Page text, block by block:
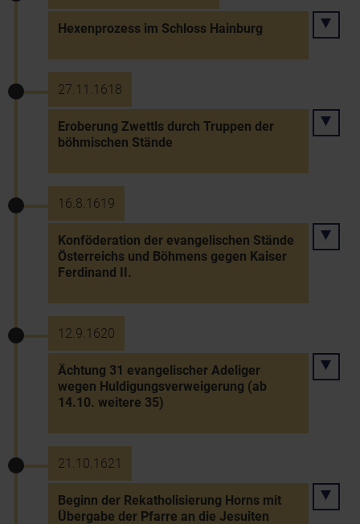
Hexenprozess im Schloss Hainburg
27.11.1618
Eroberung Zwettls durch Truppen der
böhmischen Stände
16.8.1619
Konföderation der evangelischen Stände
Österreichs und Böhmens gegen Kaiser
Ferdinand II.
12.9.1620
Ächtung 31 evangelischer Adeliger
wegen Huldigungsverweigerung (ab
14.10. weitere 35)
21.10.1621
Beginn der Rekatholisierung Horns mit
Übergabe der Pfarre an die Jesuiten